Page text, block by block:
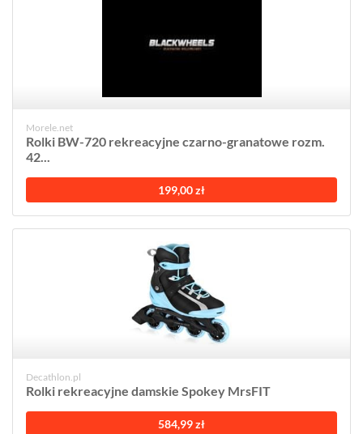
Morele.net
Rolki BW-720 rekreacyjne czarno-granatowe rozm.
42...
199,00 zł
Decathlon.pl
Rolki rekreacyjne damskie Spokey MrsFIT
584,99 zł